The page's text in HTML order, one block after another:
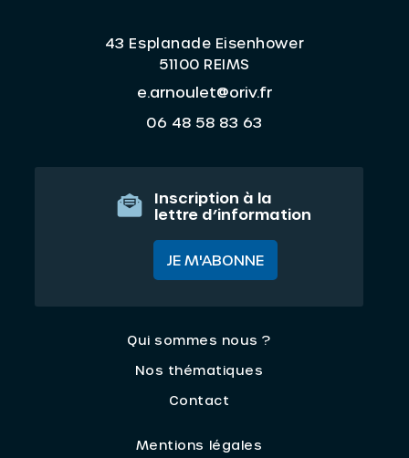
43 Esplanade Eisenhower
51100 REIMS
e.arnoulet@oriv.fr
06 48 58 83 63
Inscription à la
lettre d’information
JE M'ABONNE
Qui sommes nous ?
Nos thématiques
Contact
Mentions légales